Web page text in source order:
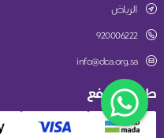
الرياض
920006222
info@dca.org.sa
طريقة الدفع